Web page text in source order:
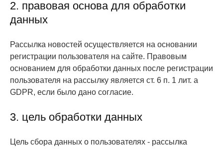
2. правовая основа для обработки
данных
Рассылка новостей осуществляется на основании
регистрации пользователя на сайте. Правовым
основанием для обработки данных после регистрации
пользователя на рассылку является ст. 6 п. 1 лит. a
GDPR, если было дано согласие.
3. цель обработки данных
Цель сбора данных о пользователях - рассылка